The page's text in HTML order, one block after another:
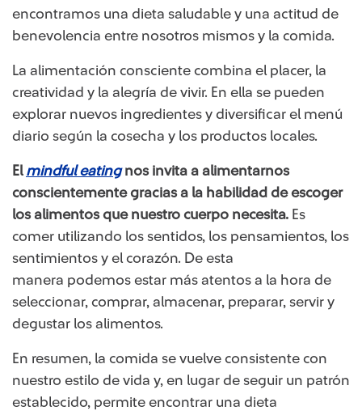
encontramos una dieta saludable y una actitud de
benevolencia entre nosotros mismos y la comida.
La alimentación consciente combina el placer, la
creatividad y la alegría de vivir. En ella se pueden
explorar nuevos ingredientes y diversificar el menú
diario según la cosecha y los productos locales.
El mindful eating​nos invita a alimentarnos
conscientemente gracias a la habilidad de escoger
los alimentos que nuestro cuerpo necesita. Es
comer utilizando los sentidos, los pensamientos, los
sentimientos y el corazón. De esta
manera podemos estar más atentos a la hora de
seleccionar, comprar, almacenar, preparar, servir y
degustar los alimentos.
En resumen, la comida se vuelve consistente con
nuestro estilo de vida y, en lugar de seguir un patrón
establecido, permite encontrar una dieta